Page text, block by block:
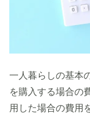
一人暮らしの基本
を購入する場合の
用した場合の費用